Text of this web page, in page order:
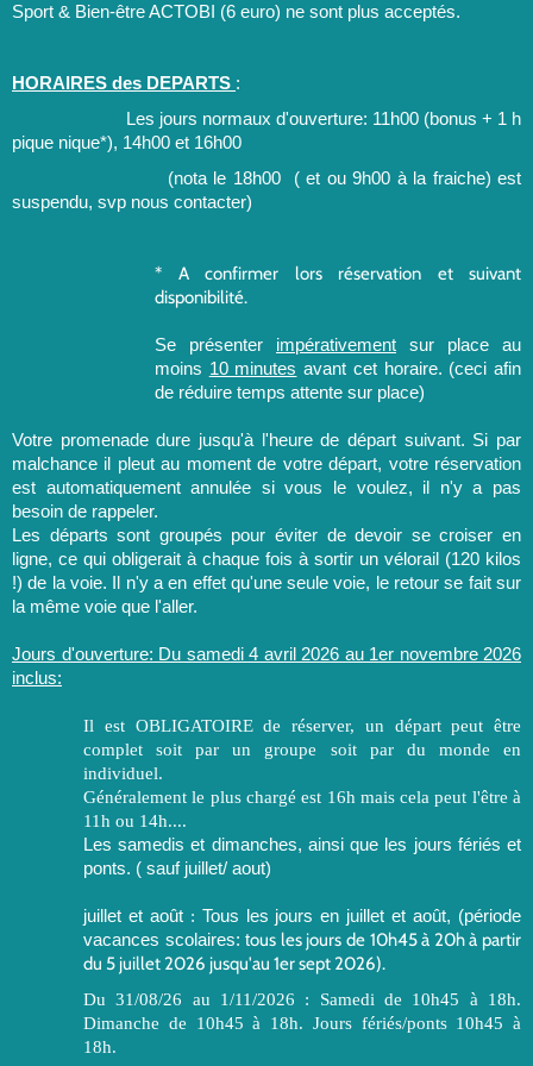
Sport & Bien-être ACTOBI (6 euro) ne sont plus acceptés.
HORAIRES des DEPARTS :
Les jours normaux d'ouverture: 11h00 (bonus + 1 h
pique nique*), 14h00 et 16h00
(nota le 18h00 ( et ou 9h00 à la fraiche) est
suspendu, svp nous contacter)
* A confirmer lors réservation et suivant
disponibilité.
Se présenter impérativement sur place au
moins 10 minutes avant cet horaire. (ceci afin
de réduire temps attente sur place)
Votre promenade dure jusqu'à l'heure de départ suivant. Si par
malchance il pleut au moment de votre départ, votre réservation
est automatiquement annulée si vous le voulez, il n'y a pas
besoin de rappeler.
Les départs sont groupés pour éviter de devoir se croiser en
ligne, ce qui obligerait à chaque fois à sortir un vélorail (120 kilos
!) de la voie. Il n'y a en effet qu'une seule voie, le retour se fait sur
la même voie que l'aller.
Jours d'ouverture: Du samedi 4 avril 2026 au 1er novembre 2026
inclus:
Il est OBLIGATOIRE de réserver, un départ peut être
complet soit par un groupe soit par du monde en
individuel.
Généralement le plus chargé est 16h mais cela peut l'être à
11h ou 14h....
Les samedis et dimanches, ainsi que les jours fériés et
ponts. ( sauf juillet/ aout)
juillet et août: Tous les jours en juillet et août, (période
vacances scolaires: tous les jours de 10h45 à 20h à partir
du 5 juillet 2026 jusqu'au 1er sept 2026).
Du 31/08/26 au 1/11/2026 : Samedi de 10h45 à 18h.
Dimanche de 10h45 à 18h. Jours fériés/ponts 10h45 à
18h.